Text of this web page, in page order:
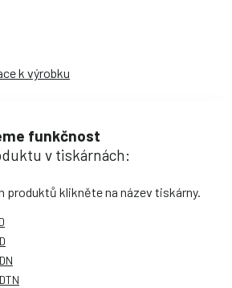
k výrobku
funkčnost
v tiskárnách:
produktů klikněte na název tiskárny.